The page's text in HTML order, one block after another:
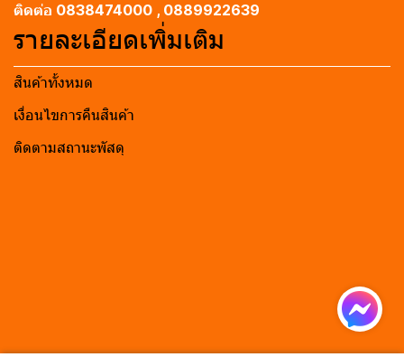
ติดต่อ 0838474000 , 0889922639
รายละเอียดเพิ่มเติม
สินค้าทั้งหมด
เงื่อนไขการคืนสินค้า
ติดตามสถานะพัสดุ